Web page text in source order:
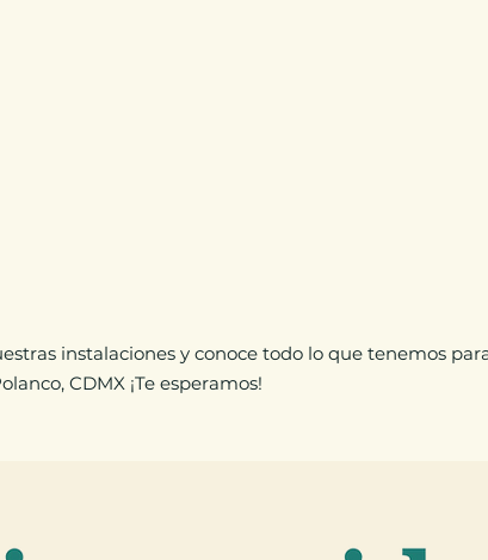
instalaciones y conoce todo lo que tenemos
CDMX ¡Te esperamos!